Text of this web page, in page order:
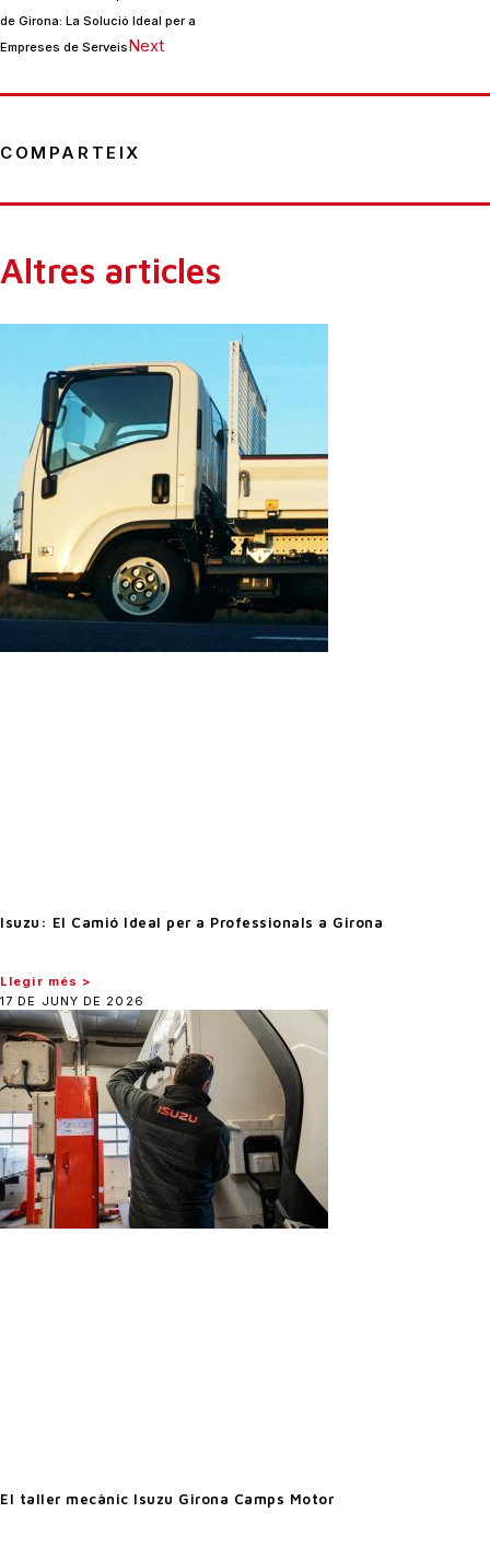
de Girona: La Solució Ideal per a
Empreses de ServeisNext
COMPARTEIX
Altres articles
Isuzu: El Camió Ideal per a Professionals a Girona
Llegir més >
17 DE JUNY DE 2026
El taller mecànic Isuzu Girona Camps Motor